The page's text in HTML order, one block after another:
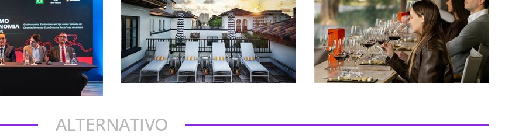
como vinhos,
alto padrão
ALTERNATIVO